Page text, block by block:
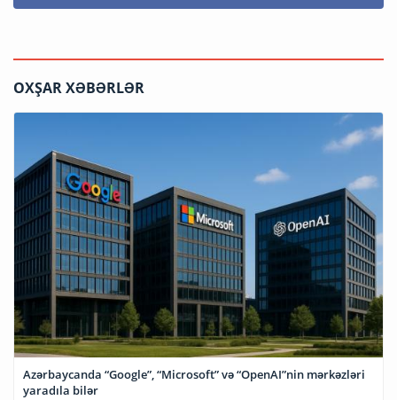
OXŞAR XƏBƏRLƏR
Azərbaycanda “Google”, “Microsoft” və “OpenAI”nin mərkəzləri
yaradıla bilər